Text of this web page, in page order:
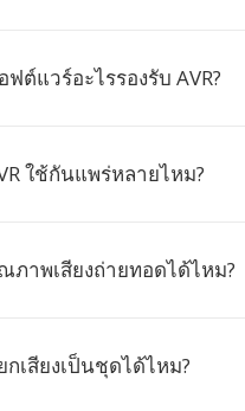
ฟต์แวร์อะไรรองรับ AVR?
ใช้กันแพร่หลายไหม?
ภาพเสียงถ่ายทอดได้ไหม?
กเสียงเป็นชุดได้ไหม?